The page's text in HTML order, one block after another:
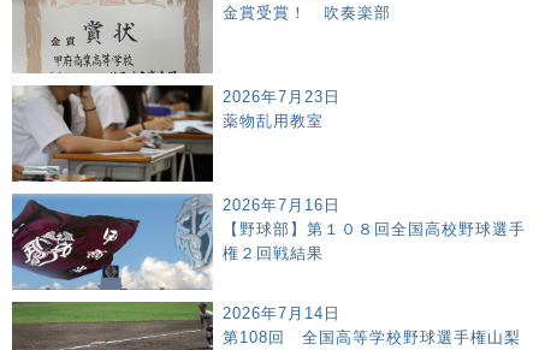
金賞受賞！ 吹奏楽部
2026年7月23日
薬物乱用教室
2026年7月16日
【野球部】第１０８回全国高校野球選手
権２回戦結果
2026年7月14日
第108回 全国高等学校野球選手権山梨